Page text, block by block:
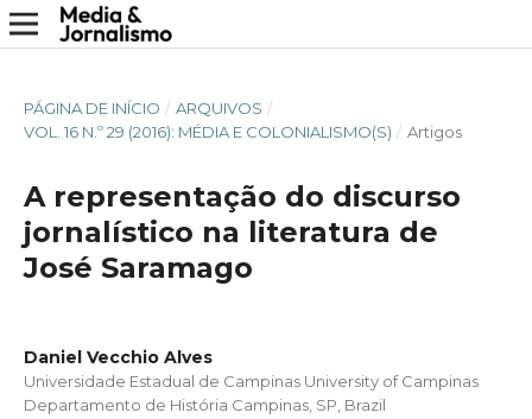
PÁGINA DE INÍCIO / ARQUIVOS /
VOL. 16 N.º 29 (2016): MÉDIA E COLONIALISMO(S) / Artigos
A representação do discurso
jornalístico na literatura de
José Saramago
Daniel Vecchio Alves
Universidade Estadual de Campinas University of Campinas
Departamento de História Campinas, SP, Brazil